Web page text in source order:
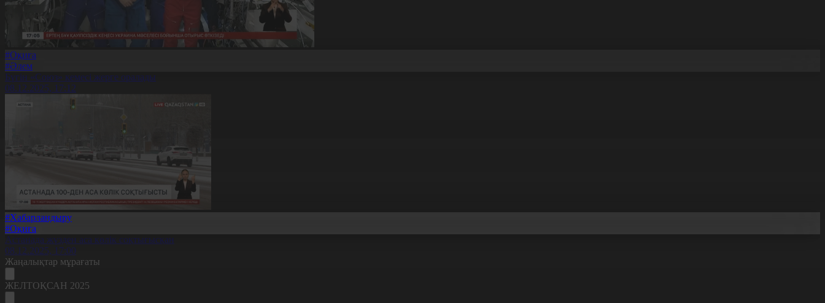
#Оқиға
#Әлем
Бүгін «Союз» кемесі жерге оралады
08.12.2025, 17:12
#Хабарландыру
#Оқиға
Астанада жүзден аса көлік соқтығысқан
08.12.2025, 17:00
Жаңалықтар мұрағаты
ЖЕЛТОҚСАН 2025